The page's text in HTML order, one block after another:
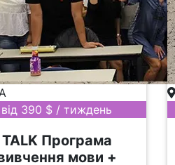
від 390 $ / тиждень
TALK Програма
мови +